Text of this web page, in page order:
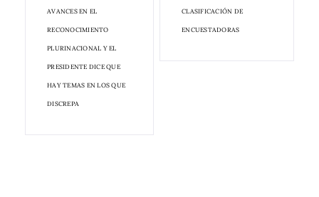
AVANCES EN EL
RECONOCIMIENTO
PLURINACIONAL Y EL
PRESIDENTE DICE QUE
HAY TEMAS EN LOS QUE
DISCREPA
CLASIFICACIÓN DE
ENCUESTADORAS